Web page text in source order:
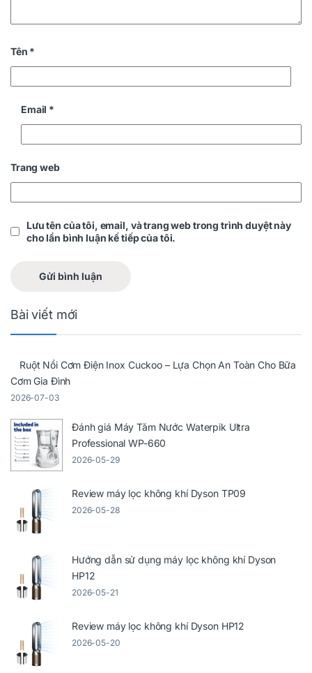
Tên *
Email *
Trang web
Lưu tên của tôi, email, và trang web trong trình duyệt này
cho lần bình luận kế tiếp của tôi.
Bài viết mới
Ruột Nồi Cơm Điện Inox Cuckoo – Lựa Chọn An Toàn Cho Bữa
Cơm Gia Đình
2026-07-03
Đánh giá Máy Tăm Nước Waterpik Ultra
Professional WP-660
2026-05-29
Review máy lọc không khí Dyson TP09
2026-05-28
Hướng dẫn sử dụng máy lọc không khí Dyson
HP12
2026-05-21
Review máy lọc không khí Dyson HP12
2026-05-20